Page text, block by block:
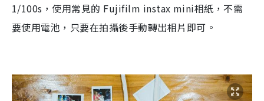
1/100s ，使用常見的 Fujifilm instax mini相紙， 不需
要使用電池，只要在拍攝後手動轉出相片即可 。